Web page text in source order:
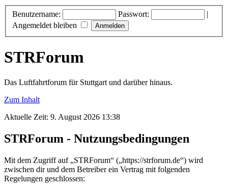
Benutzername: Passwort:
|
Angemeldet bleiben
STRForum
Das Luftfahrtforum für Stuttgart und darüber hinaus.
Zum Inhalt
Aktuelle Zeit: 9. August 2026 13:38
STRForum - Nutzungsbedingungen
Mit dem Zugriff auf „STRForum“ („https://strforum.de“) wird
zwischen dir und dem Betreiber ein Vertrag mit folgenden
Regelungen geschlossen: